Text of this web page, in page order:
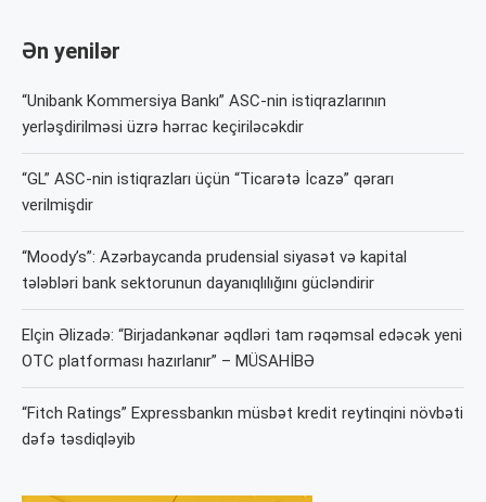
Ən yenilər
“Unibank Kommersiya Bankı” ASC-nin istiqrazlarının
yerləşdirilməsi üzrə hərrac keçiriləcəkdir
“GL” ASC-nin istiqrazları üçün “Ticarətə İcazə” qərarı
verilmişdir
“Moody’s”: Azərbaycanda prudensial siyasət və kapital
tələbləri bank sektorunun dayanıqlılığını gücləndirir
Elçin Əlizadə: “Birjadankənar əqdləri tam rəqəmsal edəcək yeni
OTC platforması hazırlanır” – MÜSAHİBƏ
“Fitch Ratings” Expressbankın müsbət kredit reytinqini növbəti
dəfə təsdiqləyib